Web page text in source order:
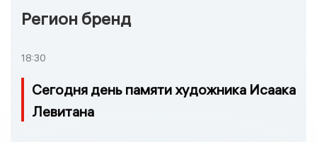
Регион бренд
18:30
Сегодня день памяти художника Исаака
Левитана